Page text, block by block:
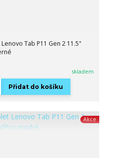
Tab P11 Gen 2 11.5"
skladem
Přidat do košíku
Akce